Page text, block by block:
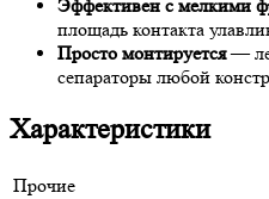
Эффективен с мелкими
площадь контакта
Просто монтируется—
сепараторы любой
Характеристики
Прочие